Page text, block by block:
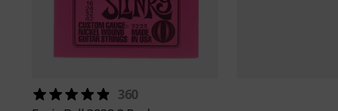
360